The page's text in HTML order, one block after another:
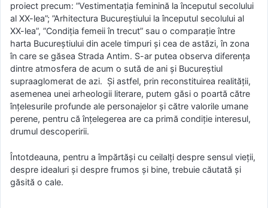
proiect precum: ”Vestimentația feminină la începutul secolului
al XX-lea”; ”Arhitectura Bucureștiului la începutul secolului al
XX-lea”, ”Condiția femeii în trecut” sau o comparație între
harta Bucureștiului din acele timpuri și cea de astăzi, în zona
în care se găsea Strada Antim. S-ar putea observa diferența
dintre atmosfera de acum o sută de ani și Bucureștiul
supraaglomerat de azi. Și astfel, prin reconstituirea realității,
asemenea unei arheologii literare, putem găsi o poartă către
înțelesurile profunde ale personajelor și către valorile umane
perene, pentru că înțelegerea are ca primă condiție interesul,
drumul descoperirii.
Întotdeauna, pentru a împărtăși cu ceilalți despre sensul vieții,
despre idealuri și despre frumos și bine, trebuie căutată și
găsită o cale.